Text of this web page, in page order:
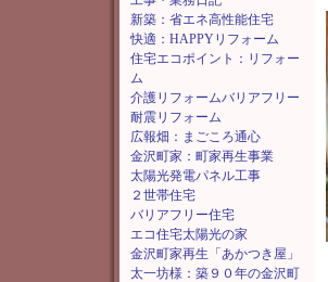
新築：省エネ高性能住宅
快適：HAPPYリフォーム
住宅エコポイント：リフォー
ム
介護リフォームバリアフリー
耐震リフォーム
広報畑：まごころ通心
金沢町家：町家再生事業
太陽光発電パネル工事
２世帯住宅
バリアフリー住宅
エコ住宅太陽光の家
金沢町家再生「あかつき屋」
太一坊様：築９０年の金沢町